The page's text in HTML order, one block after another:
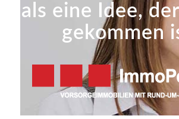
als eine Idee,
gekommen